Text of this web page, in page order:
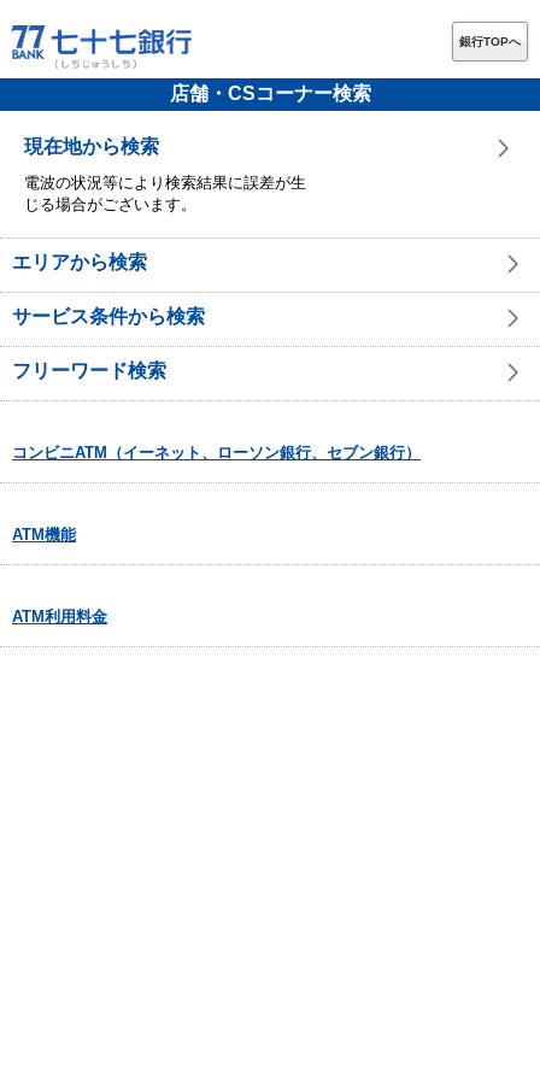
銀行TOPへ
店舗・CSコーナー検索
現在地から検索
電波の状況等により検索結果に誤差が生
じる場合がございます。
エリアから検索
サービス条件から検索
フリーワード検索
コンビニATM（イーネット、ローソン銀行、セブン銀行）
ATM機能
ATM利用料金